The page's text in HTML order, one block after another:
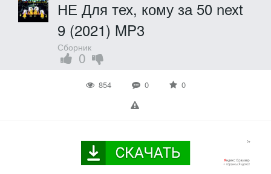
НЕ Для тех, кому за 50 next
9 (2021) MP3
Сборник
0
854 0 0